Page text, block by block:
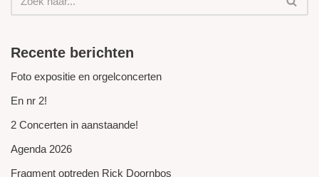
Recente berichten
Foto expositie en orgelconcerten
En nr 2!
2 Concerten in aanstaande!
Agenda 2026
Fragment optreden Rick Doornbos